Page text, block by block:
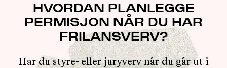
HVORDAN PLANLEGGE
PERMISJON NÅR DU HAR
FRILANSVERV?
Har du styre- eller juryverv når du går ut i